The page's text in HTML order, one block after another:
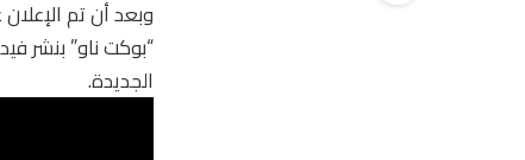
الجديدة.